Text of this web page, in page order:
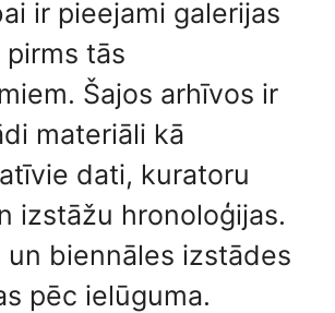
ir pieejami galerijas
pirms tās
Šajos arhīvos ir
materiāli kā
dati, kuratoru
izstāžu hronoloģijas.
un biennāles izstādes
pēc ielūguma.